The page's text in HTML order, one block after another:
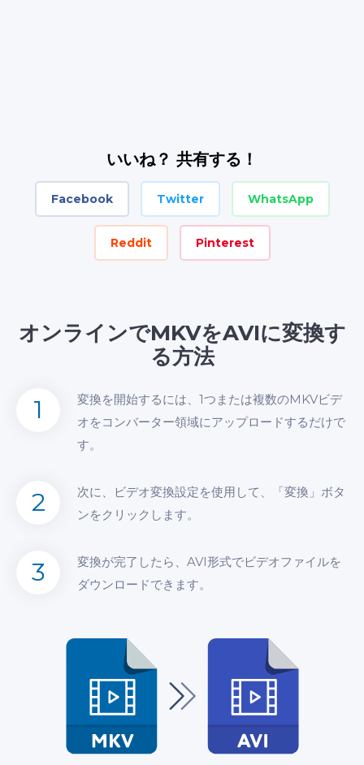
いいね？ 共有する！
Facebook Twitter WhatsApp
Reddit Pinterest
オンラインでMKVをAVIに変換す
る方法
1
変換を開始するには、1つまたは複数のMKVビデ
オをコンバーター領域にアップロードするだけで
す。
2
次に、ビデオ変換設定を使用して、「変換」ボタ
ンをクリックします。
3
変換が完了したら、AVI形式でビデオファイルを
ダウンロードできます。